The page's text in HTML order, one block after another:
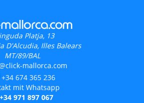
Platja, 13
D'Alcudia, Illes Balears
MT/89/BAL
mallorca.com
+34 674 365 236
mit Whatsapp
971 897 067